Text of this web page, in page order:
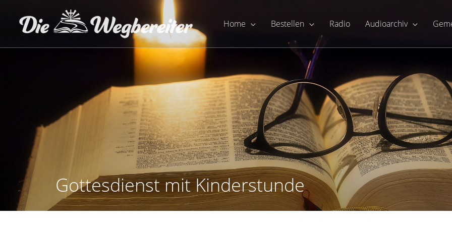
springen
Home Bestellen Radio Audioarchiv
Gottesdienst mit Kinderstunde